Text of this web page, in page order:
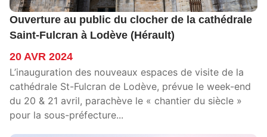
Ouverture au public du clocher de la cathédrale
Saint-Fulcran à Lodève (Hérault)
20 AVR 2024
L’inauguration des nouveaux espaces de visite de la
cathédrale St-Fulcran de Lodève, prévue le week-end
du 20 & 21 avril, parachève le « chantier du siècle »
pour la sous-préfecture...